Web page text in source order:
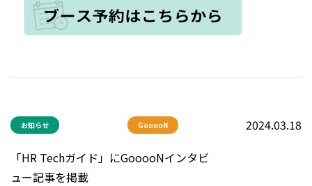
「HR Techガイド」にGooooNインタビ
ュー記事を掲載
お知らせ GooooN 2024.03.18